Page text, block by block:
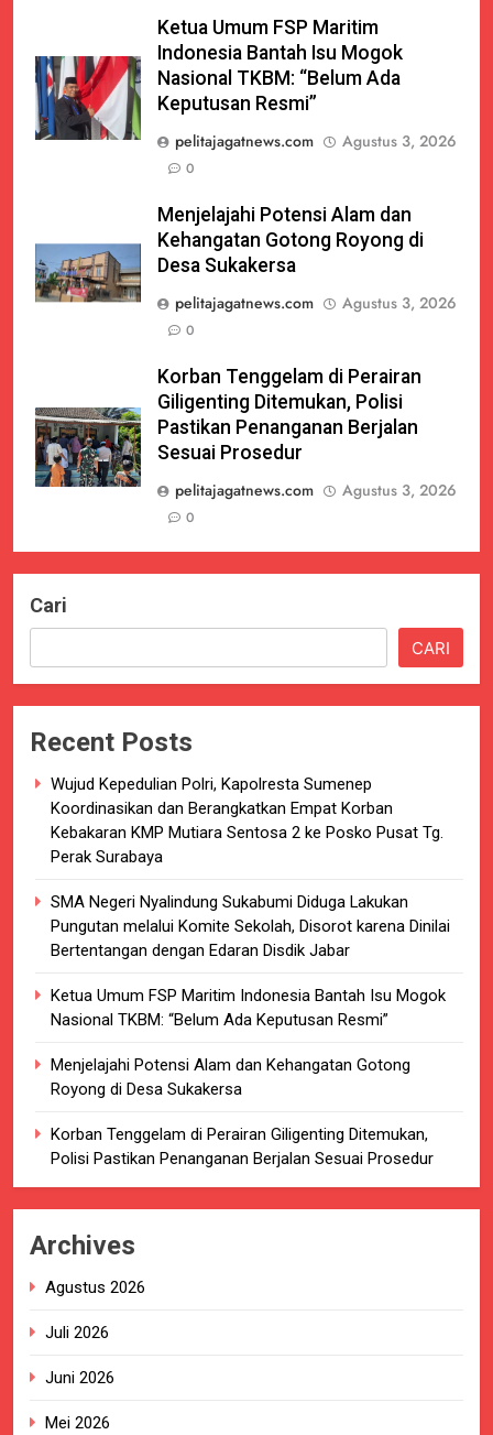
Ketua Umum FSP Maritim
Indonesia Bantah Isu Mogok
Nasional TKBM: “Belum Ada
Keputusan Resmi”
pelitajagatnews.com
Agustus 3, 2026
0
Menjelajahi Potensi Alam dan
Kehangatan Gotong Royong di
Desa Sukakersa
pelitajagatnews.com
Agustus 3, 2026
0
Korban Tenggelam di Perairan
Giligenting Ditemukan, Polisi
Pastikan Penanganan Berjalan
Sesuai Prosedur
pelitajagatnews.com
Agustus 3, 2026
0
Cari
CARI
Recent Posts
Wujud Kepedulian Polri, Kapolresta Sumenep
Koordinasikan dan Berangkatkan Empat Korban
Kebakaran KMP Mutiara Sentosa 2 ke Posko Pusat Tg.
Perak Surabaya
SMA Negeri Nyalindung Sukabumi Diduga Lakukan
Pungutan melalui Komite Sekolah, Disorot karena Dinilai
Bertentangan dengan Edaran Disdik Jabar
Ketua Umum FSP Maritim Indonesia Bantah Isu Mogok
Nasional TKBM: “Belum Ada Keputusan Resmi”
Menjelajahi Potensi Alam dan Kehangatan Gotong
Royong di Desa Sukakersa
Korban Tenggelam di Perairan Giligenting Ditemukan,
Polisi Pastikan Penanganan Berjalan Sesuai Prosedur
Archives
Agustus 2026
Juli 2026
Juni 2026
Mei 2026